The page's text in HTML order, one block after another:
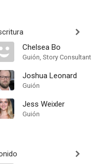
Chelsea Bo
Guión, Story Consultant
Joshua Leonard
Guión
Jess Weixler
Guión